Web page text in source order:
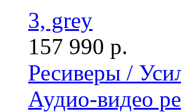
3, grey
157 990 р.
Ресиверы /
Аудио-видео